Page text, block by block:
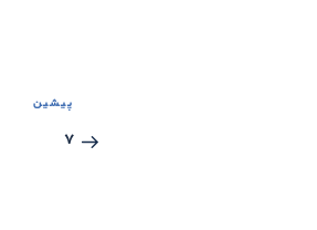
راهبری
نوشته‌ها
نوشته
قبلی
پیشین
7